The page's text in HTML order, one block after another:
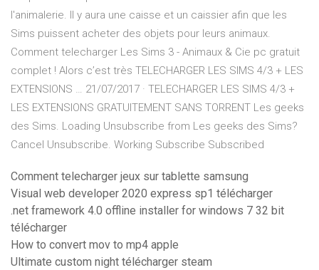
l'animalerie. Il y aura une caisse et un caissier afin que les
Sims puissent acheter des objets pour leurs animaux.
Comment telecharger Les Sims 3 - Animaux & Cie pc gratuit
complet ! Alors c’est très TELECHARGER LES SIMS 4/3 + LES
EXTENSIONS … 21/07/2017 · TELECHARGER LES SIMS 4/3 +
LES EXTENSIONS GRATUITEMENT SANS TORRENT Les geeks
des Sims. Loading Unsubscribe from Les geeks des Sims?
Cancel Unsubscribe. Working Subscribe Subscribed
Comment telecharger jeux sur tablette samsung
Visual web developer 2020 express sp1 télécharger
.net framework 4.0 offline installer for windows 7 32 bit
télécharger
How to convert mov to mp4 apple
Ultimate custom night télécharger steam